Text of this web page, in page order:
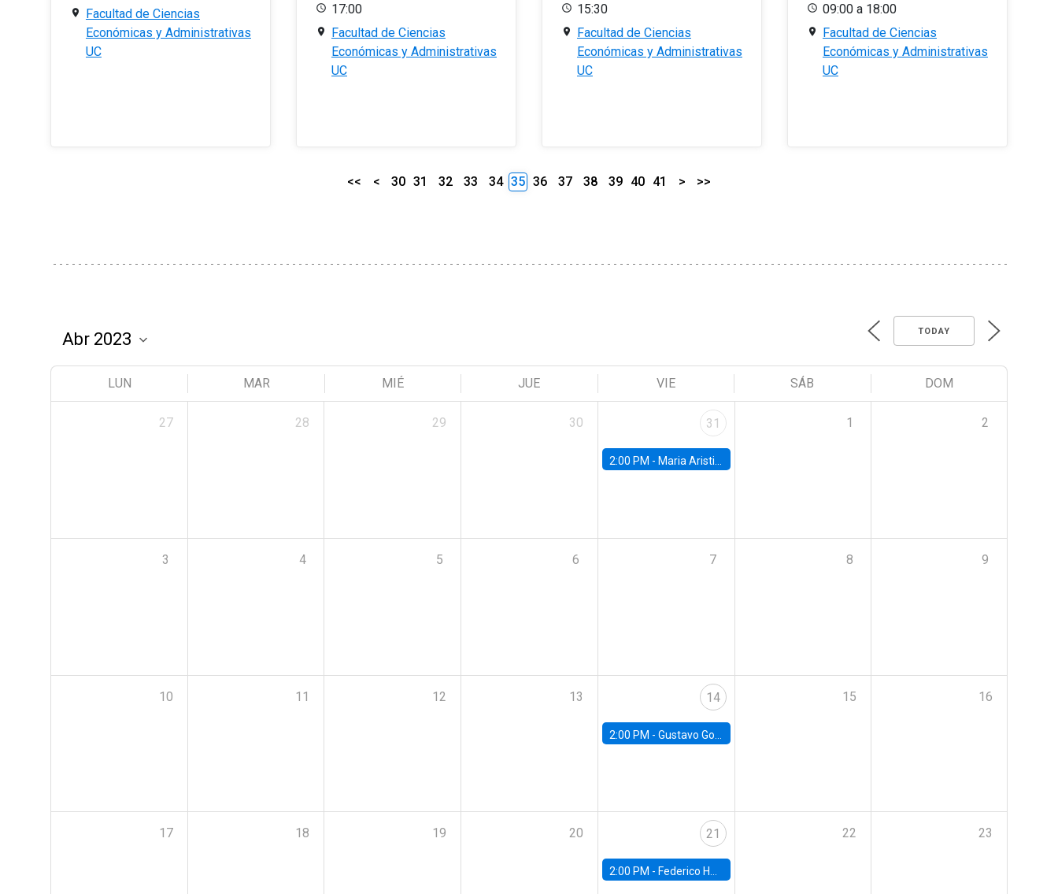
Facultad de Ciencias
Económicas y Administrativas
UC
17:00
Facultad de Ciencias
Económicas y Administrativas
UC
15:30
Facultad de Ciencias
Económicas y Administrativas
UC
09:00 a 18:00
Facultad de Ciencias
Económicas y Administrativas
UC
<< < 30 31 32 33 34 35 36 37 38 39 40 41 > >>
TODAY
LUN MAR MIÉ JUE VIE SÁB DOM
27 28 29 30 31
2:00 PM - Maria Aristizabal-Ramirez, FED Board
1 2
3 4 5 6 7 8 9
10 11 12 13 14
2:00 PM - Gustavo González - Banco Central de Chile
15 16
17 18 19 20 21
2:00 PM - Federico Huneeus - Banco Central de Chile
22 23